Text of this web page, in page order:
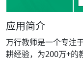
应用简介
万行教师是一个专注
耕经验，为200万+的